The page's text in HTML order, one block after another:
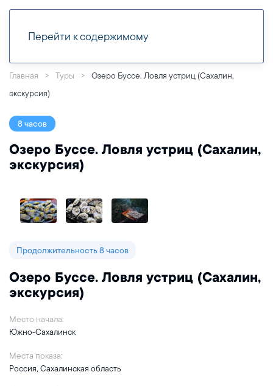
Перейти к содержимому
Главная Туры
Озеро Буссе. Ловля устриц (Сахалин,
экскурсия)
8 часов
Озеро Буссе. Ловля устриц (Сахалин,
экскурсия)
Продолжительность 8 часов
Озеро Буссе. Ловля устриц (Сахалин,
экскурсия)
Место начала:
Южно-Сахалинск
Места показа:
Россия, Сахалинская область